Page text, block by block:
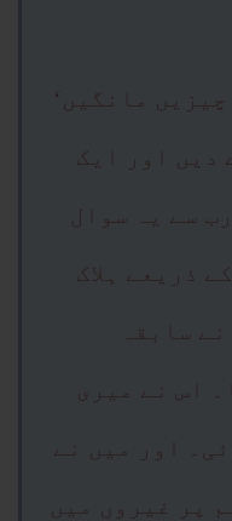
مانگیں‘
دیں اور ایک
سے یہ سوال
ذریعے ہلاک
سابقہ
اس نے میری
اور میں نے
پر غیروں میں